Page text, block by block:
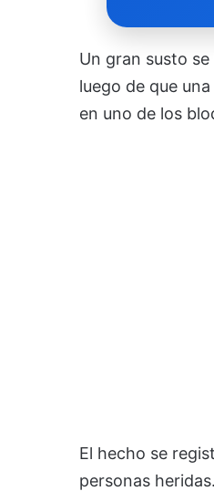
Un gran susto
luego de que
en uno de los
El hecho se
personas heridas.